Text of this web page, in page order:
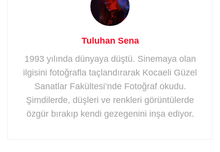
Tuluhan Sena
1993 yılında dünyaya düştü. Sinemaya olan
ilgisini fotoğrafla taçlandırarak Kocaeli Güzel
Sanatlar Fakültesi’nde Fotoğraf okudu.
Şimdilerde, düşleri ve renkleri görüntülerde
özgür bırakıp kendi gezegenini inşa ediyor.